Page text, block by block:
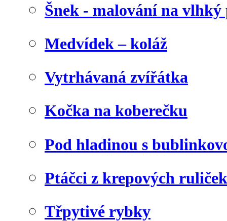
Šnek - malování na
Medvídek – koláž
Vytrhávaná zvířátka
Kočka na koberečku
Pod hladinou s
Ptáčci z krepových ruliček
Třpytivé rybky